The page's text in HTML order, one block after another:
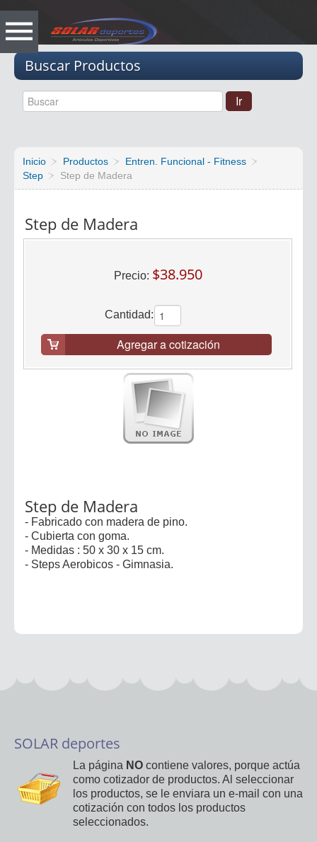
Buscar Productos
Inicio Productos
Entren. Funcional - Fitness
Step
Step de Madera
Step de Madera
Precio: $38.950
Cantidad:
Agregar a cotización
Step de Madera
- Fabricado con madera de pino.
- Cubierta con goma.
- Medidas : 50 x 30 x 15 cm.
- Steps Aerobicos - Gimnasia.
SOLAR deportes
La página NO contiene valores, porque actúa
como cotizador de productos. Al seleccionar
los productos, se le enviara un e-mail con una
cotización con todos los productos
seleccionados.